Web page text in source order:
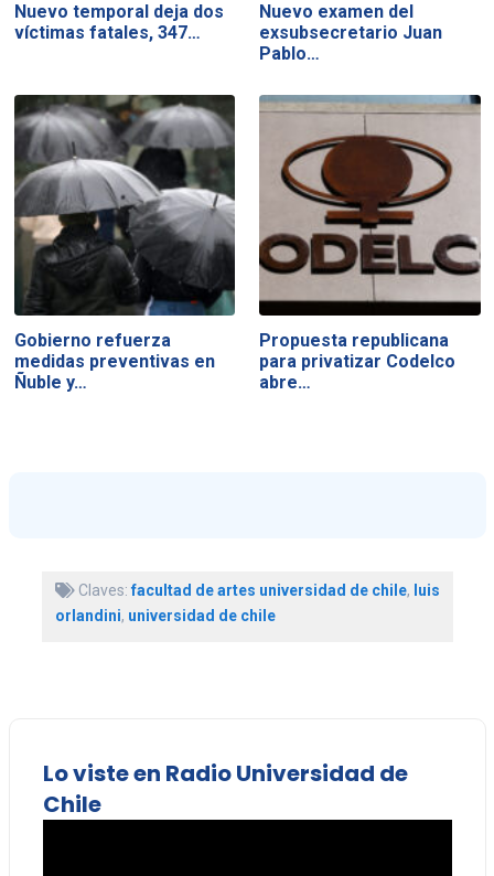
Nuevo temporal deja dos
víctimas fatales, 347…
Nuevo examen del
exsubsecretario Juan
Pablo…
Gobierno refuerza
medidas preventivas en
Ñuble y…
Propuesta republicana
para privatizar Codelco
abre…
Claves:facultad de artes universidad de chile, luis
orlandini, universidad de chile
Lo viste en Radio Universidad de
Chile